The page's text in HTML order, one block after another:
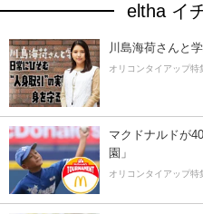
eltha イ
川島海荷さんと
オリコンタイアップ特
マクドナルドが
園」
オリコンタイアップ特